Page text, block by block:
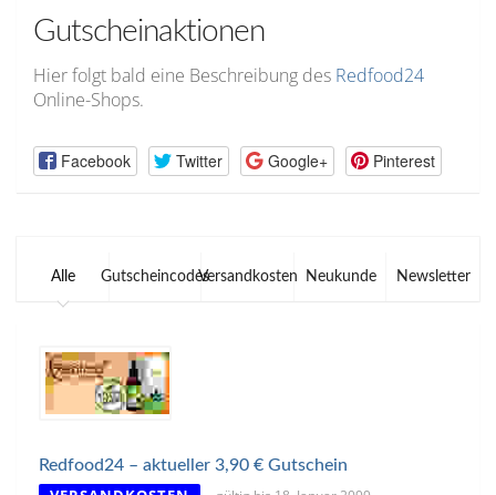
Gutscheinaktionen
Hier folgt bald eine Beschreibung des Redfood24
Online-Shops.
Facebook Twitter Google+ Pinterest
Alle GutscheincodesVersandkosten Neukunde Newsletter
Redfood24 – aktueller 3,90 € Gutschein